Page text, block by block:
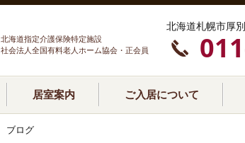
北海道指定介護保険特定施設
社会法人全国有料老人ホーム協会・正会員
北海道札幌市厚
居室案内 ご入居について
ブログ